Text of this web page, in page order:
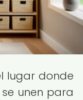
lugar donde
unen para